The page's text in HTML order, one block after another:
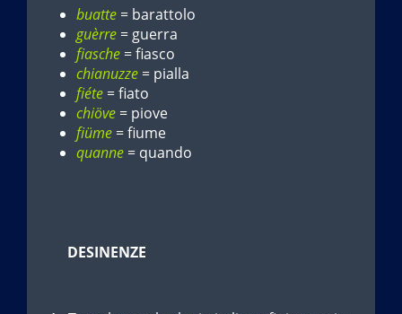
buatte = barattolo
guèrre = guerra
fiasche = fiasco
chianuzze = pialla
fiéte = fiato
chiöve = piove
fiüme = fiume
quanne = quando
DESINENZE